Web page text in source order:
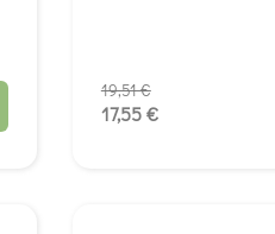
19,51 €
17,55 €